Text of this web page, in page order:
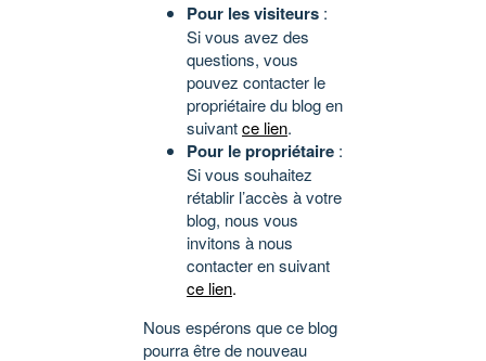
Pour les visiteurs :
Si vous avez des
questions, vous
pouvez contacter le
propriétaire du blog en
suivantce lien.
Pour le propriétaire :
Si vous souhaitez
rétablir l’accès à votre
blog, nous vous
invitons à nous
contacter en suivant
ce lien.
Nous espérons que ce blog
pourra être de nouveau